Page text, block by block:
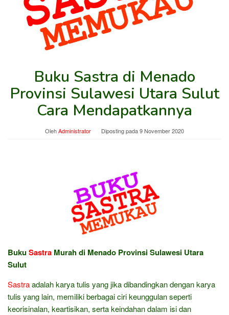
Buku Sastra di Menado
Provinsi Sulawesi Utara Sulut
Cara Mendapatkannya
OlehAdministrator Diposting pada9 November 2020
BukuSastra Murah di Menado Provinsi Sulawesi Utara
Sulut
Sastraadalah karya tulis yang jika dibandingkan dengan karya
tulis yang lain, memiliki berbagai ciri keunggulan seperti
keorisinalan, keartisikan, serta keindahan dalam isi dan